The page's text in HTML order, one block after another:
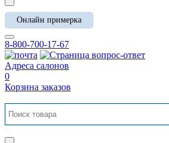
Онлайн примерка
8-800-700-17-67
Адреса салонов
0
Корзина заказов